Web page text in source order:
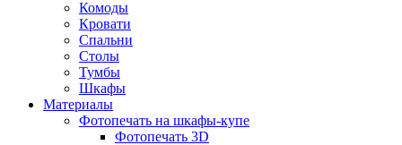
Комоды
Кровати
Спальни
Столы
Тумбы
Шкафы
Материалы
Фотопечать на шкафы-купе
Фотопечать 3D